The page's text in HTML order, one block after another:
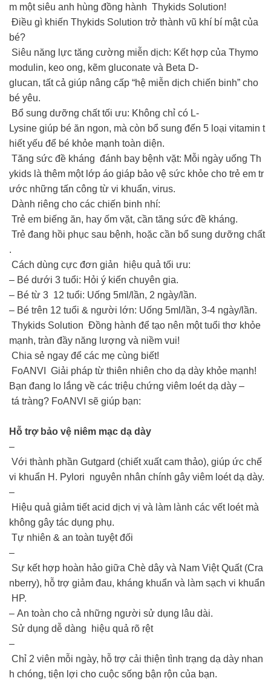
m một siêu anh hùng đồng hành Thykids Solution!
Điều gì khiến Thykids Solution trở thành vũ khí bí mật của
bé?
Siêu năng lực tăng cường miễn dịch: Kết hợp của Thymo
modulin, keo ong, kẽm gluconate và Beta D-
glucan, tất cả giúp nâng cấp “hệ miễn dịch chiến binh” cho
bé yêu.
Bổ sung dưỡng chất tối ưu: Không chỉ có L-
Lysine giúp bé ăn ngon, mà còn bổ sung đến 5 loại vitamin t
hiết yếu để bé khỏe mạnh toàn diện.
Tăng sức đề kháng đánh bay bệnh vặt: Mỗi ngày uống Th
ykids là thêm một lớp áo giáp bảo vệ sức khỏe cho trẻ em tr
ước những tấn công từ vi khuẩn, virus.
Dành riêng cho các chiến binh nhí:
Trẻ em biếng ăn, hay ốm vặt, cần tăng sức đề kháng.
Trẻ đang hồi phục sau bệnh, hoặc cần bổ sung dưỡng chất
.
Cách dùng cực đơn giản hiệu quả tối ưu:
– Bé dưới 3 tuổi: Hỏi ý kiến chuyên gia.
– Bé từ 3 12 tuổi: Uống 5ml/lần, 2 ngày/lần.
– Bé trên 12 tuổi & người lớn: Uống 5ml/lần, 3-4 ngày/lần.
Thykids Solution Đồng hành để tạo nên một tuổi thơ khỏe
mạnh, tràn đầy năng lượng và niềm vui!
Chia sẻ ngay để các mẹ cùng biết!
FoANVI Giải pháp từ thiên nhiên cho dạ dày khỏe mạnh!
Bạn đang lo lắng về các triệu chứng viêm loét dạ dày –
tá tràng? FoANVI sẽ giúp bạn:
Hỗ trợ bảo vệ niêm mạc dạ dày
–
Với thành phần Gutgard (chiết xuất cam thảo), giúp ức chế
vi khuẩn H. Pylori nguyên nhân chính gây viêm loét dạ dày.
–
Hiệu quả giảm tiết acid dịch vị và làm lành các vết loét mà
không gây tác dụng phụ.
Tự nhiên & an toàn tuyệt đối
–
Sự kết hợp hoàn hảo giữa Chè dây và Nam Việt Quất (Cra
nberry), hỗ trợ giảm đau, kháng khuẩn và làm sạch vi khuẩn
HP.
– An toàn cho cả những người sử dụng lâu dài.
Sử dụng dễ dàng hiệu quả rõ rệt
–
Chỉ 2 viên mỗi ngày, hỗ trợ cải thiện tình trạng dạ dày nhan
h chóng, tiện lợi cho cuộc sống bận rộn của bạn.